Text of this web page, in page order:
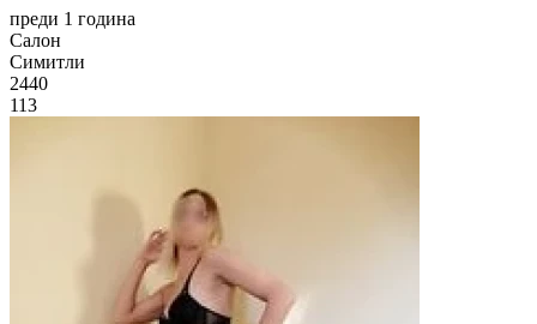
преди 1 година
Салон
Симитли
2440
113